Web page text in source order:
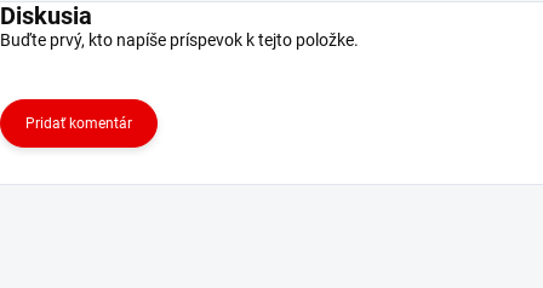
Diskusia
Buďte prvý, kto napíše príspevok k tejto položke.
Pridať komentár